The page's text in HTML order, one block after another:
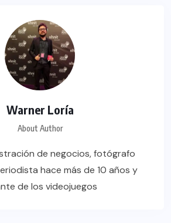
Warner Loría
About Author
de negocios, fotógrafo
hace más de 10 años y
de los videojuegos